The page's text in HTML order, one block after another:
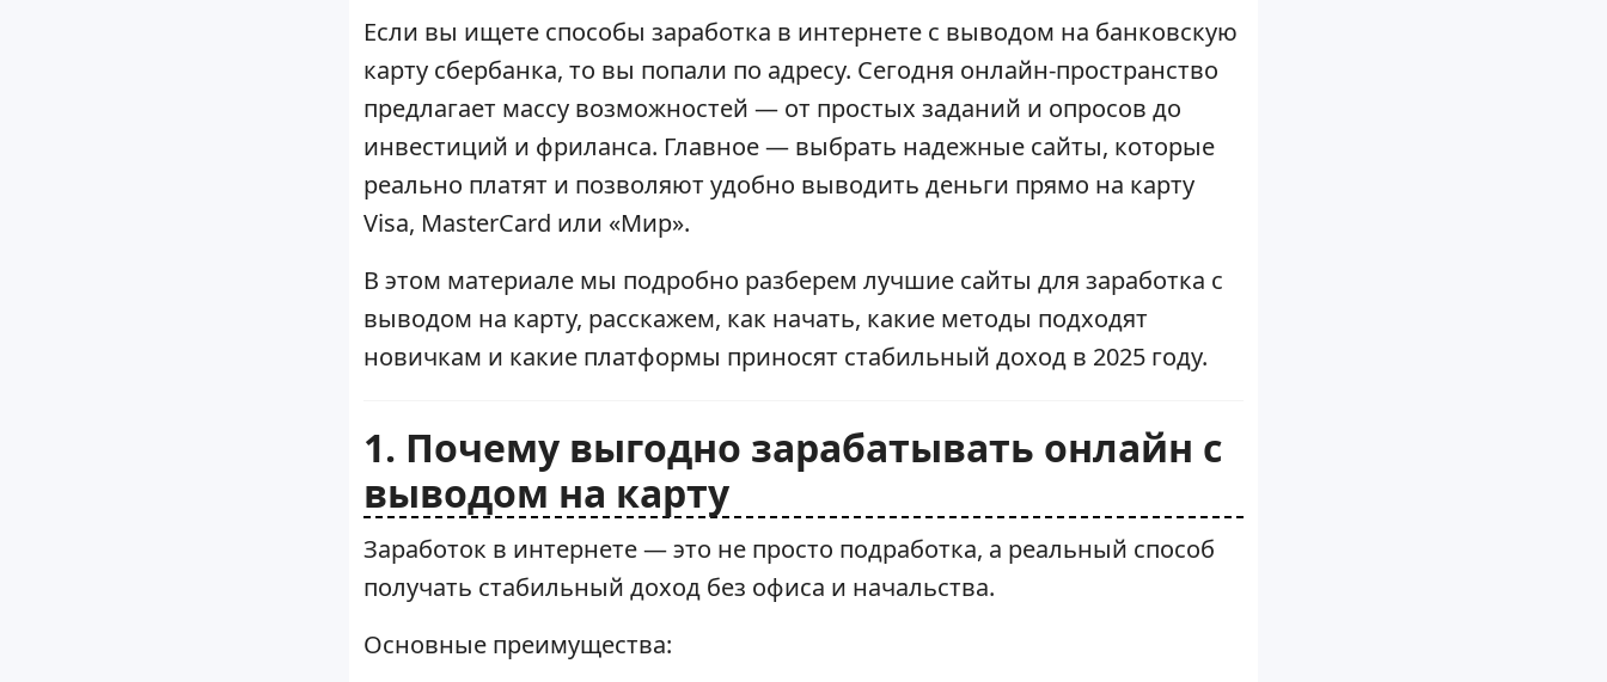
Если вы ищете способы заработка в интернете с выводом на банковскую
карту сбербанка, то вы попали по адресу. Сегодня онлайн-пространство
предлагает массу возможностей — от простых заданий и опросов до
инвестиций и фриланса. Главное — выбрать надежные сайты, которые
реально платят и позволяют удобно выводить деньги прямо на карту
Visa, MasterCard или «Мир».
В этом материале мы подробно разберем лучшие сайты для заработка с
выводом на карту, расскажем, как начать, какие методы подходят
новичкам и какие платформы приносят стабильный доход в 2025 году.
1. Почему выгодно зарабатывать онлайн с
выводом на карту
Заработок в интернете — это не просто подработка, а реальный способ
получать стабильный доход без офиса и начальства.
Основные преимущества: